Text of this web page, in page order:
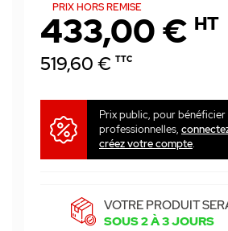
PRIX HORS REMISE
433,00 € HT
519,60 € TTC
Prix public, pour bénéficier
professionnelles,
créez votre compte.
VOTRE PRODUIT
SOUS 2 À 3 JOURS